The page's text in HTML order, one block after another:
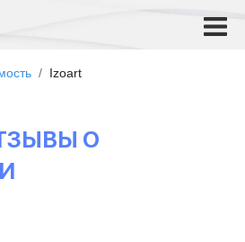
Izoart
О